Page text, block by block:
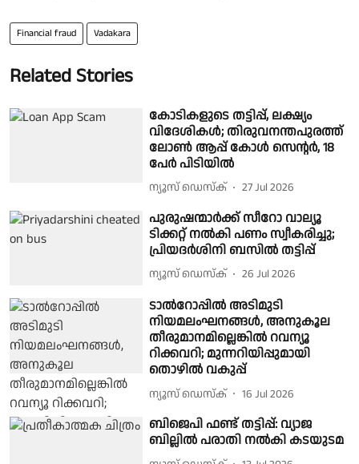
Financial fraud Vadakara
Related Stories
കോടികളുടെ തട്ടിപ്പ്, ലക്ഷ്യം
വിദേശികള്‍; തിരുവനന്തപുരത്ത്
ലോൺ ആപ്പ് കോള്‍ സെന്റര്‍, 18
പേര്‍ പിടിയില്‍
ന്യൂസ് ഡെസ്ക് 27 Jul 2026
പുരുഷന്മാർക്ക് സീറോ വാല്യൂ
ടിക്കറ്റ് നൽകി പണം സ്വീകരിച്ചു;
പ്രിയദർശിനി ബസിൽ തട്ടിപ്പ്
ന്യൂസ് ഡെസ്ക് 26 Jul 2026
ടാൽറോപ്പിൽ അടിമുടി
നിയമലംഘനങ്ങൾ, അനുകൂല
തീരുമാനമില്ലെങ്കിൽ റവന്യൂ
റിക്കവറി; മുന്നറിയിപ്പുമായി
തൊഴിൽ വകുപ്പ്
ന്യൂസ് ഡെസ്ക് 16 Jul 2026
ബിജെപി ഫണ്ട് തട്ടിപ്പ്: വ്യാജ
ബില്ലിൽ പരാതി നൽകി കടയുടമ